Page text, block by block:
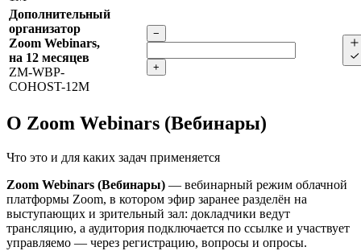
Дополнительный
организатор
Zoom Webinars,
на 12 месяцев
ZM-WBP-
COHOST-12M
−
+
О Zoom Webinars (Вебинары)
Что это и для каких задач применяется
Zoom Webinars (Вебинары) — вебинарный режим облачной
платформы Zoom, в котором эфир заранее разделён на
выступающих и зрительный зал: докладчики ведут
трансляцию, а аудитория подключается по ссылке и участвует
управляемо — через регистрацию, вопросы и опросы.